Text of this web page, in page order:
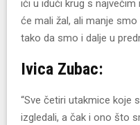
ići u idući krug s
će mali žal, ali manje
tako da smo i dalje u
Ivica Zubac:
“Sve četiri utakmice koje
izgledali, a čak i ono što